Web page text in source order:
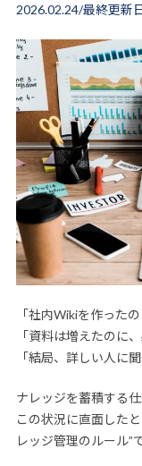
2026.02.24/最終更新
「社内Wikiを作った
「資料は増えたのに
「結局、詳しい人に
ナレッジを蓄積する
この状況に直面した
レッジ管理のルール”で